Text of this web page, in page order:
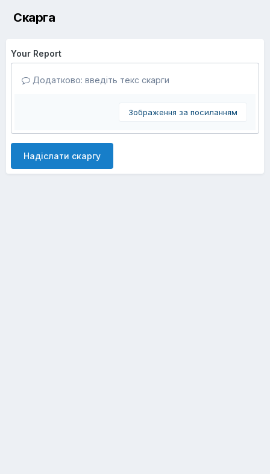
Скарга
Your Report
Додатково: введіть текс скарги
Зображення за посиланням
Надіслати скаргу